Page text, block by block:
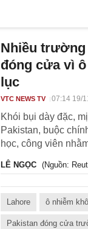
Nhiều trường
đóng cửa vì
lục
VTC NEWS TV 07:14 19/
Khói bụi dày đặc,
Pakistan, buộc
học, công viên
LÊ NGỌC (Nguồn:
Lahore ô nhiễm
Pakistan đóng cửa